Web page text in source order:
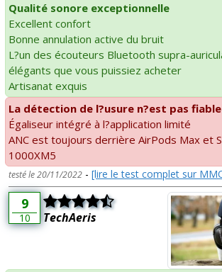
Qualité sonore exceptionnelle
Excellent confort
Bonne annulation active du bruit
L?un des écouteurs Bluetooth supra-
élégants que vous puissiez acheter
Artisanat exquis
La détection de l?usure n?est pas fiable
Égaliseur intégré à l?application limité
ANC est toujours derrière AirPods Max et
1000XM5
testé le 20/11/2022 - [lire le test complet sur
9
10 TechAeris